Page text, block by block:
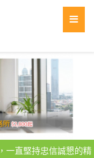
一直堅持忠信誠懇的精